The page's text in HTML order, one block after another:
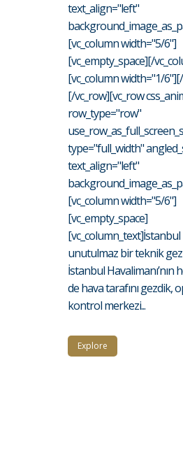
text_align="left"
[vc_column width="5/6"]
[vc_empty_space][/
[vc_column width="1/
[/vc_row][vc_row
row_type="row"
type="full_width"
text_align="left"
[vc_column width="5/6"]
[vc_empty_space]
[vc_column_text]İstanbul
unutulmaz bir teknik
İstanbul Havalimanı’nın
de hava tarafını gezdik,
kontrol merkezi...
Explore